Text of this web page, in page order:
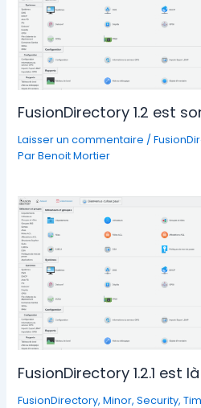
FusionDirectory 1.2 est
Laisser un commentaire /
ParBenoit Mortier
FusionDirectory 1.2.1 est
FusionDirectory,Minor,Security,